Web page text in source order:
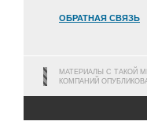
ОБРАТНАЯ СВЯЗЬ
МАТЕРИАЛЫ С ТАКОЙ
КОМПАНИЙ